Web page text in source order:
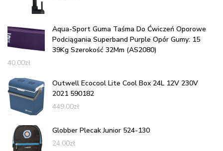
Aqua-Sport Guma Taśma Do Ćwiczeń Oporowe
Podciągania Superband Purple Opór Gumy: 15
39Kg Szerokość 32Mm (AS2080)
40,00zł
Outwell Ecocool Lite Cool Box 24L 12V 230V
2021 590182
449,00zł
Globber Plecak Junior 524-130
24,00zł